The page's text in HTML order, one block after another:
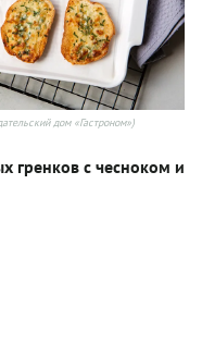
дом «Гастроном»)
гренков с чесноком и